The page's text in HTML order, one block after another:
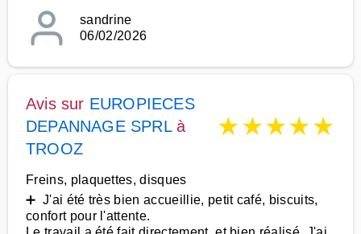
sandrine
06/02/2026
Avis sur EUROPIECES
DEPANNAGE SPRLà
TROOZ
★★★★★
Freins, plaquettes, disques
➕ J'ai été très bien accueillie, petit café, biscuits,
confort pour l'attente.